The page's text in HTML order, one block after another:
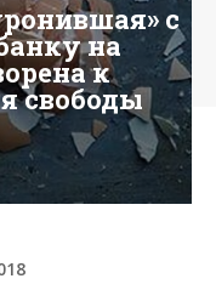
с
на
к
свободы